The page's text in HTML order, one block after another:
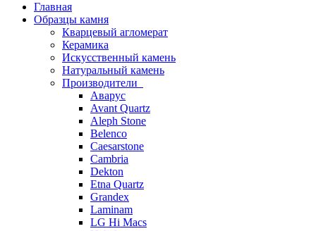
Главная
Образцы камня
Кварцевый агломерат
Керамика
Искусственный камень
Натуральный камень
Производители
Аварус
Avant Quartz
Aleph Stone
Belenco
Caesarstone
Cambria
Dekton
Etna Quartz
Grandex
Laminam
LG Hi Macs